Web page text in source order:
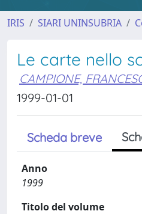
IRIS SIARI UNINSUBRIA
Le carte nello
CAMPIONE,
1999-01-01
Scheda breve
Anno
1999
Titolo del volume